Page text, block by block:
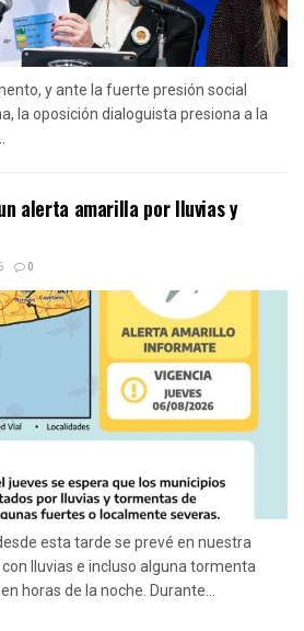
y ante la fuerte presión social
la oposición dialoguista presiona a la
alerta amarilla por lluvias y
0
esta tarde se prevé en nuestra
lluvias e incluso alguna tormenta
horas de la noche. Durante...